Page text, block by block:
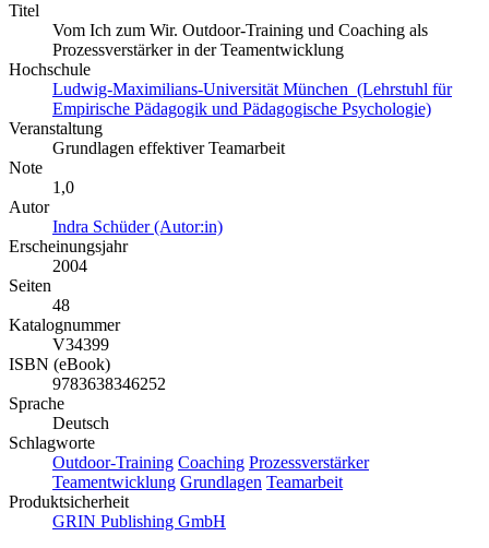
Titel
Vom Ich zum Wir. Outdoor-Training und Coaching als
Prozessverstärker in der Teamentwicklung
Hochschule
Ludwig-Maximilians-Universität München (Lehrstuhl für
Empirische Pädagogik und Pädagogische Psychologie)
Veranstaltung
Grundlagen effektiver Teamarbeit
Note
1,0
Autor
Indra Schüder (Autor:in)
Erscheinungsjahr
2004
Seiten
48
Katalognummer
V34399
ISBN (eBook)
9783638346252
Sprache
Deutsch
Schlagworte
Outdoor-Training Coaching Prozessverstärker
Teamentwicklung Grundlagen Teamarbeit
Produktsicherheit
GRIN Publishing GmbH